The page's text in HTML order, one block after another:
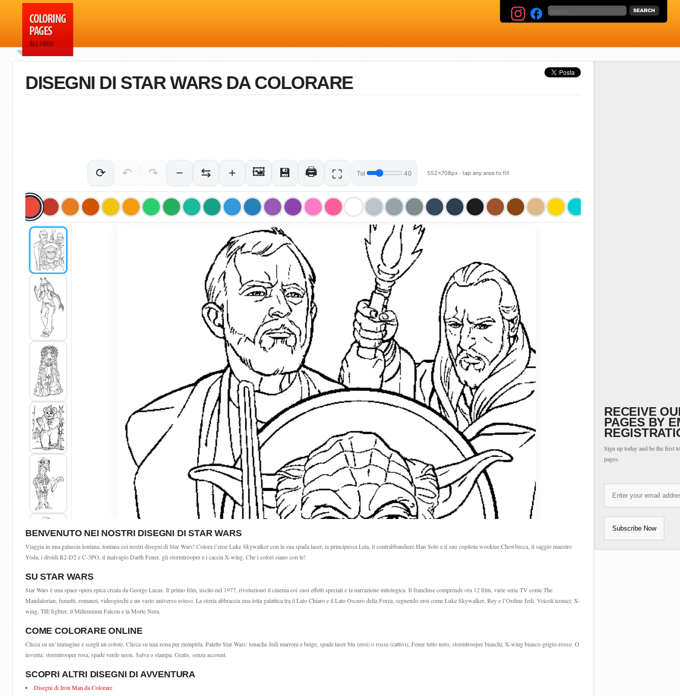
DISEGNI DI STAR WARS DA COLORARE
BENVENUTO NEI NOSTRI DISEGNI DI STAR WARS
Viaggia in una galassia lontana, lontana coi nostri disegni di Star Wars! Colora l’eroe Luke Skywalker con la sua spada laser, la principessa Leia, il contrabbandiere Han Solo e il suo copilota wookiee Chewbecca, il saggio maestro
Yoda, i droidi R2-D2 e C-3PO, il malvagio Darth Fener, gli stormtrooper e i caccia X-wing. Che i colori siano con te!
SU STAR WARS
Star Wars è una space opera epica creata da George Lucas. Il primo film, uscito nel 1977, rivoluzionò il cinema coi suoi effetti speciali e la narrazione mitologica. Il franchise comprende ora 12 film, varie serie TV come The
Mandalorian, fumetti, romanzi, videogiochi e un vasto universo esteso. La storia abbraccia una lotta galattica tra il Lato Chiaro e il Lato Oscuro della Forza, seguendo eroi come Luke Skywalker, Rey e l’Ordine Jedi. Veicoli iconici: X-
wing, TIE fighter, il Millennium Falcon e la Morte Nera.
COME COLORARE ONLINE
Clicca su un’immagine e scegli un colore. Clicca su una zona per riempirla. Palette Star Wars: tonache Jedi marroni e beige, spade laser blu (eroi) o rosse (cattivi), Fener tutto nero, stormtrooper bianchi, X-wing bianco-grigio-rosso. O
inventa: stormtrooper rosa, spade verde neon. Salva o stampa. Gratis, senza account.
SCOPRI ALTRI DISEGNI DI AVVENTURA
Disegni di Iron Man da Colorare
RECEIVE
PAGES BY
Sign up today and be the first
pages.